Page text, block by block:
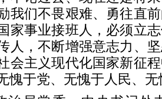
我们不畏艰难、勇往直
家事业接班人，必须立
人，不断增强意志力、
会主义现代化国家新征
愧于党、无愧于人民、